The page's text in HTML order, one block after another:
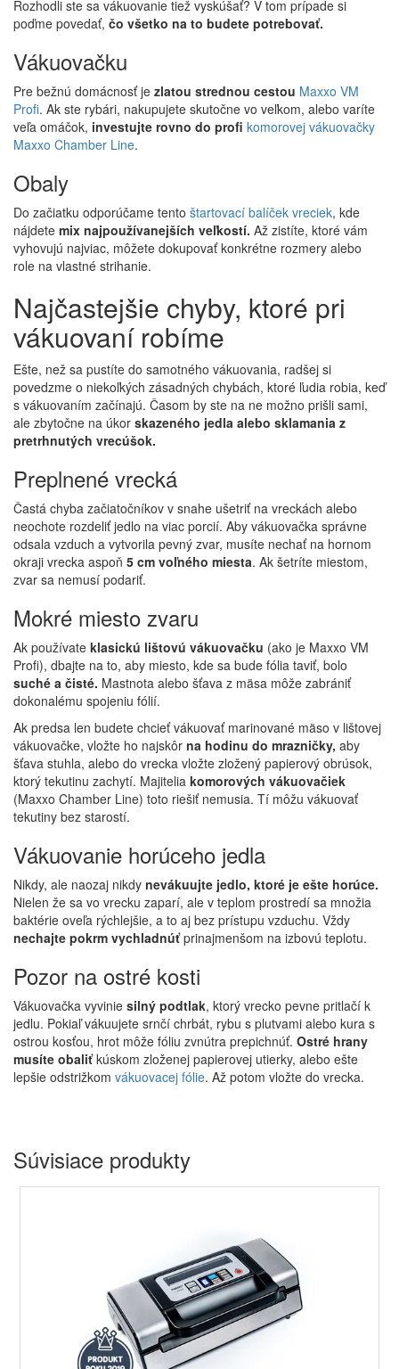
Rozhodli ste sa vákuovanie tiež vyskúšať? V tom prípade si
poďme povedať, čo všetko na to budete potrebovať.
Vákuovačku
Pre bežnú domácnosť je zlatou strednou cestou Maxxo VM
Profi. Ak ste rybári, nakupujete skutočne vo veľkom, alebo varíte
veľa omáčok, investujte rovno do profi komorovej vákuovačky
Maxxo Chamber Line.
Obaly
Do začiatku odporúčame tento štartovací balíček vreciek, kde
nájdete mix najpoužívanejších veľkostí. Až zistíte, ktoré vám
vyhovujú najviac, môžete dokupovať konkrétne rozmery alebo
role na vlastné strihanie.
Najčastejšie chyby, ktoré pri
vákuovaní robíme
Ešte, než sa pustíte do samotného vákuovania, radšej si
povedzme o niekoľkých zásadných chybách, ktoré ľudia robia, keď
s vákuovaním začínajú. Časom by ste na ne možno prišli sami,
ale zbytočne na úkor skazeného jedla alebo sklamania z
pretrhnutých vrecúšok.
Preplnené vrecká
Častá chyba začiatočníkov v snahe ušetriť na vreckách alebo
neochote rozdeliť jedlo na viac porcií. Aby vákuovačka správne
odsala vzduch a vytvorila pevný zvar, musíte nechať na hornom
okraji vrecka aspoň 5 cm voľného miesta. Ak šetríte miestom,
zvar sa nemusí podariť.
Mokré miesto zvaru
Ak používate klasickú lištovú vákuovačku (ako je Maxxo VM
Profi), dbajte na to, aby miesto, kde sa bude fólia taviť, bolo
suché a čisté. Mastnota alebo šťava z mäsa môže zabrániť
dokonalému spojeniu fólií.
Ak predsa len budete chcieť vákuovať marinované mäso v lištovej
vákuovačke, vložte ho najskôr na hodinu do mrazničky, aby
šťava stuhla, alebo do vrecka vložte zložený papierový obrúsok,
ktorý tekutinu zachytí. Majitelia komorových vákuovačiek
(Maxxo Chamber Line) toto riešiť nemusia. Tí môžu vákuovať
tekutiny bez starostí.
Vákuovanie horúceho jedla
Nikdy, ale naozaj nikdy nevákuujte jedlo, ktoré je ešte horúce.
Nielen že sa vo vrecku zaparí, ale v teplom prostredí sa množia
baktérie oveľa rýchlejšie, a to aj bez prístupu vzduchu. Vždy
nechajte pokrm vychladnúťprinajmenšom na izbovú teplotu.
Pozor na ostré kosti
Vákuovačka vyvinie silný podtlak, ktorý vrecko pevne pritlačí k
jedlu. Pokiaľ vákuujete srnčí chrbát, rybu s plutvami alebo kura s
ostrou kosťou, hrot môže fóliu zvnútra prepichnúť. Ostré hrany
musíte obaliťkúskom zloženej papierovej utierky, alebo ešte
lepšie odstrižkom vákuovacej fólie. Až potom vložte do vrecka.
Súvisiace produkty